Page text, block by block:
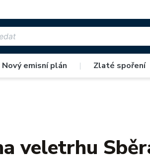
Nový emisní plán | Zlaté spoření
veletrhu